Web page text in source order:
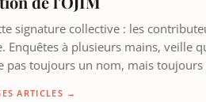
signature collective : les
Enquêtes à plusieurs mains, veille
pas toujours un nom, mais toujours
ARTICLES →